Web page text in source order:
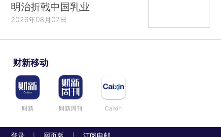
明治折戟中国乳业
2026年08月07日
财新移动
财新 财新周刊 Caixin
登录 网页版 订阅电邮